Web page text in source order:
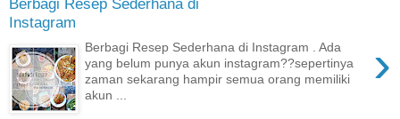
Instagram
›
Berbagi Resep Sederhana di Instagram . Ada
yang belum punya akun instagram??sepertinya
zaman sekarang hampir semua orang memiliki
akun ...